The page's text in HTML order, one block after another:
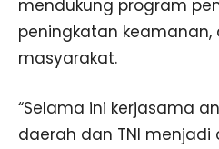
mendukung program
peningkatan
masyarakat.
“Selama ini kerjasama
daerah dan TNI menjadi